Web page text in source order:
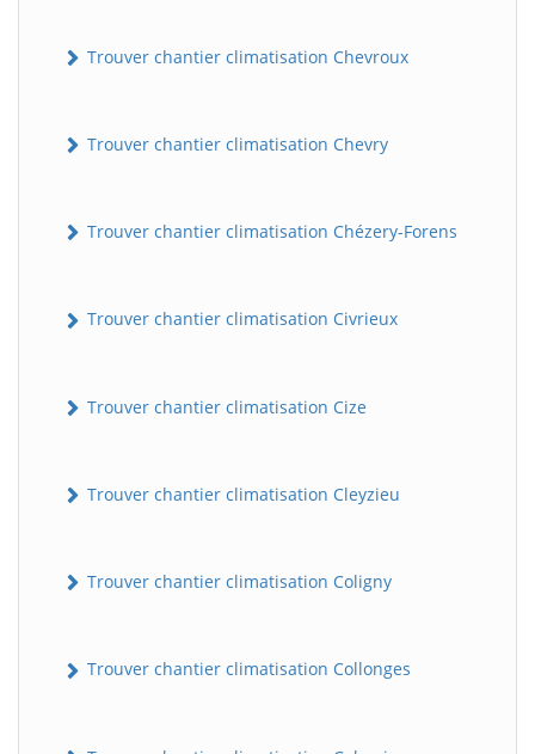
Trouver chantier climatisation Chevroux
Trouver chantier climatisation Chevry
Trouver chantier climatisation Chézery-Forens
Trouver chantier climatisation Civrieux
Trouver chantier climatisation Cize
Trouver chantier climatisation Cleyzieu
Trouver chantier climatisation Coligny
Trouver chantier climatisation Collonges
BatiWebPro